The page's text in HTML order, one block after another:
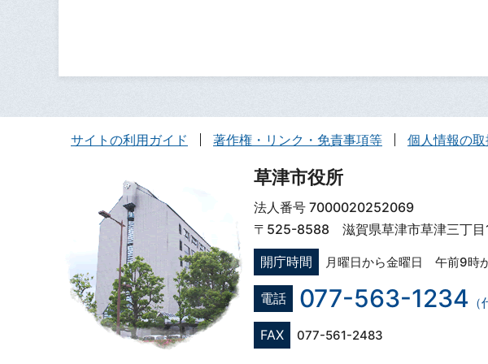
サイトの利用ガイド 著作権・リンク・免責事項等 個人情報の
草津市役所
法人番号 7000020252069
〒525-8588 滋賀県草津市草津三丁目
開庁時間
月曜日から金曜日 午前9時
電話 077-563-1234 （
FAX 077-561-2483